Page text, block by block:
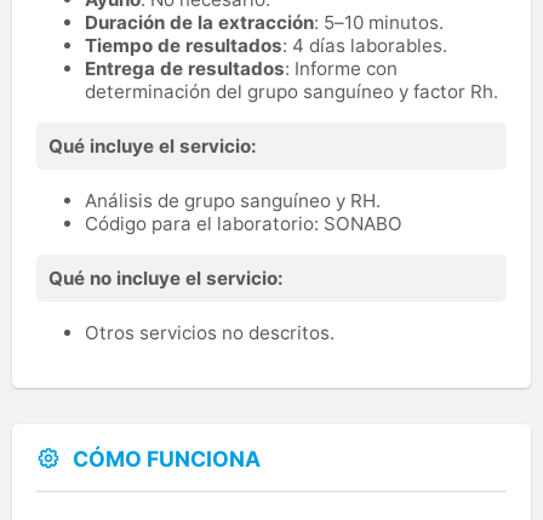
Duración de la extracción: 5–10 minutos.
Tiempo de resultados: 4 días laborables.
Entrega de resultados: Informe con
determinación del grupo sanguíneo y factor Rh.
Qué incluye el servicio:
Análisis de grupo sanguíneo y RH.
Código para el laboratorio: SONABO
Qué no incluye el servicio:
Otros servicios no descritos.
CÓMO FUNCIONA